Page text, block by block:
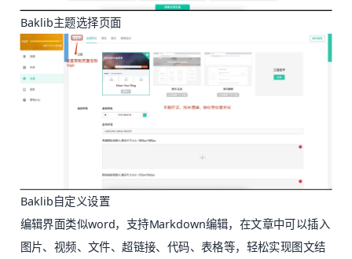
Baklib主题选择页面
Baklib自定义设置
编辑界面类似word，支持Markdown编辑，在文章中可以插入
图片、视频、文件、超链接、代码、表格等，轻松实现图文结